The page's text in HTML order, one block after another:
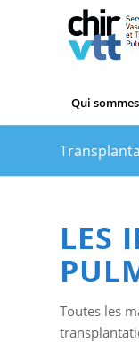
Qui
LES
Toutes les